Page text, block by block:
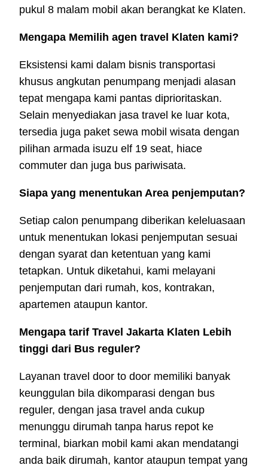
pukul 8 malam mobil akan berangkat ke Klaten.
Mengapa Memilih agen travel Klaten kami?
Eksistensi kami dalam bisnis transportasi
khusus angkutan penumpang menjadi alasan
tepat mengapa kami pantas diprioritaskan.
Selain menyediakan jasa travel ke luar kota,
tersedia juga paket sewa mobil wisata dengan
pilihan armada isuzu elf 19 seat, hiace
commuter dan juga bus pariwisata.
Siapa yang menentukan Area penjemputan?
Setiap calon penumpang diberikan keleluasaan
untuk menentukan lokasi penjemputan sesuai
dengan syarat dan ketentuan yang kami
tetapkan. Untuk diketahui, kami melayani
penjemputan dari rumah, kos, kontrakan,
apartemen ataupun kantor.
Mengapa tarif Travel Jakarta Klaten Lebih
tinggi dari Bus reguler?
Layanan travel door to door memiliki banyak
keunggulan bila dikomparasi dengan bus
reguler, dengan jasa travel anda cukup
menunggu dirumah tanpa harus repot ke
terminal, biarkan mobil kami akan mendatangi
anda baik dirumah, kantor ataupun tempat yang